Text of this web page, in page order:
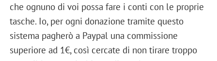
che ognuno di voi possa fare i conti con le proprie
tasche. Io, per ogni donazione tramite questo
sistema pagherò a Paypal una commissione
superiore ad 1€, così cercate di non tirare troppo